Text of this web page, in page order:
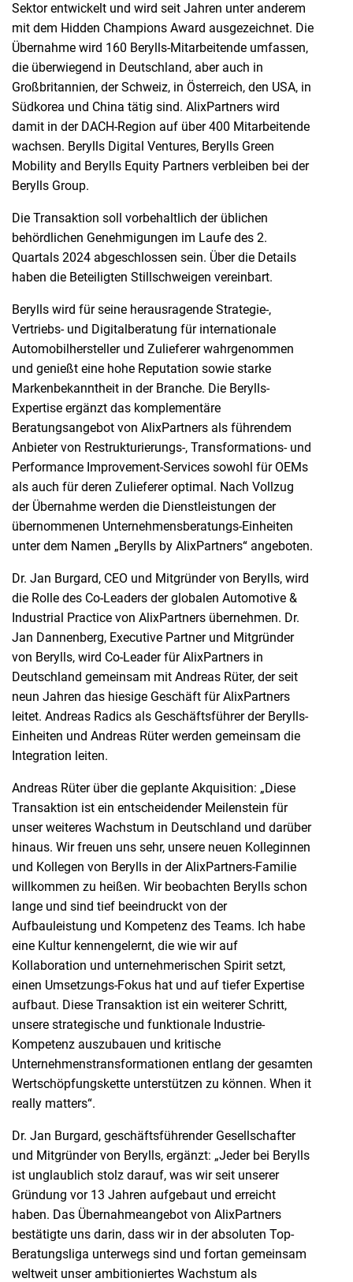
Sektor entwickelt und wird seit Jahren unter anderem
mit dem Hidden Champions Award ausgezeichnet. Die
Übernahme wird 160 Berylls-Mitarbeitende umfassen,
die überwiegend in Deutschland, aber auch in
Großbritannien, der Schweiz, in Österreich, den USA, in
Südkorea und China tätig sind. AlixPartners wird
damit in der DACH-Region auf über 400 Mitarbeitende
wachsen. Berylls Digital Ventures, Berylls Green
Mobility and Berylls Equity Partners verbleiben bei der
Berylls Group.
Die Transaktion soll vorbehaltlich der üblichen
behördlichen Genehmigungen im Laufe des 2.
Quartals 2024 abgeschlossen sein. Über die Details
haben die Beteiligten Stillschweigen vereinbart.
Berylls wird für seine herausragende Strategie-,
Vertriebs- und Digitalberatung für internationale
Automobilhersteller und Zulieferer wahrgenommen
und genießt eine hohe Reputation sowie starke
Markenbekanntheit in der Branche. Die Berylls-
Expertise ergänzt das komplementäre
Beratungsangebot von AlixPartners als führendem
Anbieter von Restrukturierungs-, Transformations- und
Performance Improvement-Services sowohl für OEMs
als auch für deren Zulieferer optimal. Nach Vollzug
der Übernahme werden die Dienstleistungen der
übernommenen Unternehmensberatungs-Einheiten
unter dem Namen „Berylls by AlixPartners“ angeboten.
Dr. Jan Burgard, CEO und Mitgründer von Berylls, wird
die Rolle des Co-Leaders der globalen Automotive &
Industrial Practice von AlixPartners übernehmen. Dr.
Jan Dannenberg, Executive Partner und Mitgründer
von Berylls, wird Co-Leader für AlixPartners in
Deutschland gemeinsam mit Andreas Rüter, der seit
neun Jahren das hiesige Geschäft für AlixPartners
leitet. Andreas Radics als Geschäftsführer der Berylls-
Einheiten und Andreas Rüter werden gemeinsam die
Integration leiten.
Andreas Rüter über die geplante Akquisition: „Diese
Transaktion ist ein entscheidender Meilenstein für
unser weiteres Wachstum in Deutschland und darüber
hinaus. Wir freuen uns sehr, unsere neuen Kolleginnen
und Kollegen von Berylls in der AlixPartners-Familie
willkommen zu heißen. Wir beobachten Berylls schon
lange und sind tief beeindruckt von der
Aufbauleistung und Kompetenz des Teams. Ich habe
eine Kultur kennengelernt, die wie wir auf
Kollaboration und unternehmerischen Spirit setzt,
einen Umsetzungs-Fokus hat und auf tiefer Expertise
aufbaut. Diese Transaktion ist ein weiterer Schritt,
unsere strategische und funktionale Industrie-
Kompetenz auszubauen und kritische
Unternehmenstransformationen entlang der gesamten
Wertschöpfungskette unterstützen zu können. When it
really matters“.
Dr. Jan Burgard, geschäftsführender Gesellschafter
und Mitgründer von Berylls, ergänzt: „Jeder bei Berylls
ist unglaublich stolz darauf, was wir seit unserer
Gründung vor 13 Jahren aufgebaut und erreicht
haben. Das Übernahmeangebot von AlixPartners
bestätigte uns darin, dass wir in der absoluten Top-
Beratungsliga unterwegs sind und fortan gemeinsam
weltweit unser ambitioniertes Wachstum als